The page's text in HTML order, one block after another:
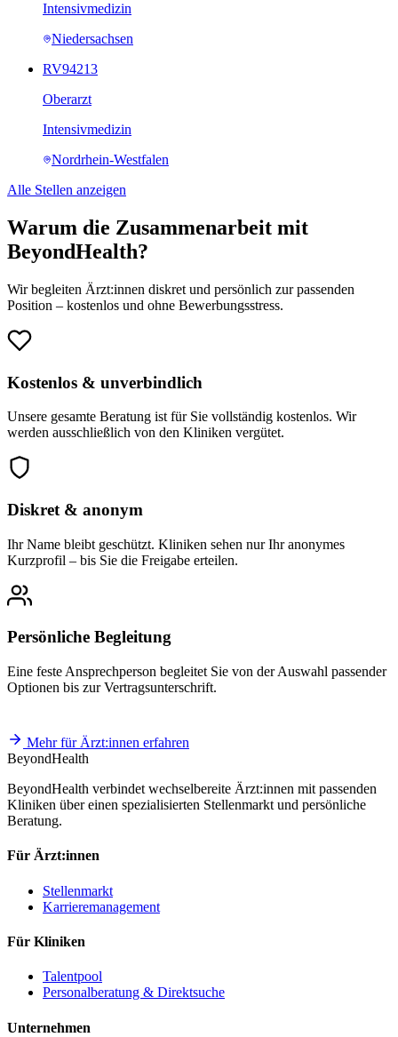
Intensivmedizin
Niedersachsen
RV94213
Oberarzt
Intensivmedizin
Nordrhein-Westfalen
Alle Stellen anzeigen
Warum die Zusammenarbeit mit
BeyondHealth?
Wir begleiten Ärzt:innen diskret und persönlich zur passenden
Position – kostenlos und ohne Bewerbungsstress.
Kostenlos & unverbindlich
Unsere gesamte Beratung ist für Sie vollständig kostenlos. Wir
werden ausschließlich von den Kliniken vergütet.
Diskret & anonym
Ihr Name bleibt geschützt. Kliniken sehen nur Ihr anonymes
Kurzprofil – bis Sie die Freigabe erteilen.
Persönliche Begleitung
Eine feste Ansprechperson begleitet Sie von der Auswahl passender
Optionen bis zur Vertragsunterschrift.
Mehr für Ärzt:innen erfahren
BeyondHealth
BeyondHealth verbindet wechselbereite Ärzt:innen mit passenden
Kliniken über einen spezialisierten Stellenmarkt und persönliche
Beratung.
Für Ärzt:innen
Stellenmarkt
Karrieremanagement
Für Kliniken
Talentpool
Personalberatung & Direktsuche
Unternehmen